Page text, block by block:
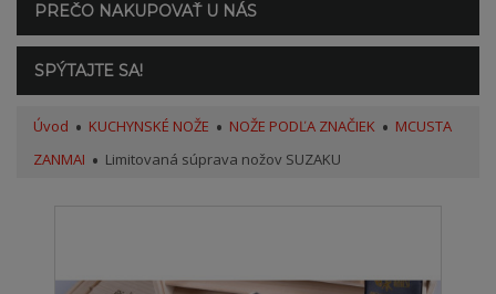
PREČO NAKUPOVAŤ U NÁS
SPÝTAJTE SA!
Úvod KUCHYNSKÉ NOŽE NOŽE PODĽA ZNAČIEK
MCUSTA
ZANMAI
Limitovaná súprava nožov SUZAKU